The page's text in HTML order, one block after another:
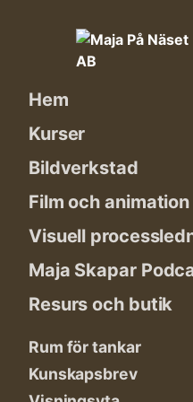
Hem
Kurser
Bildverkstad
Film och animation
Visuell
Maja Skapar
Resurs och butik
Rum för tankar
Kunskapsbrev